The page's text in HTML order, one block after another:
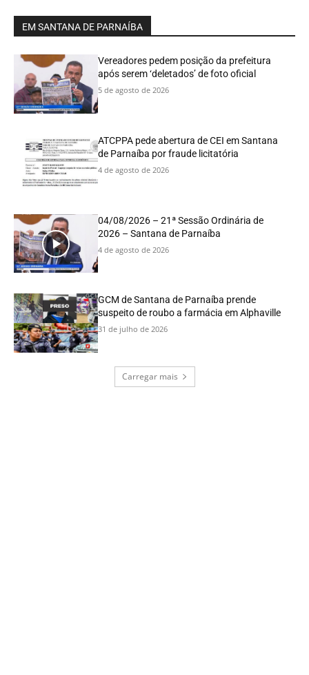
EM SANTANA DE PARNAÍBA
Vereadores pedem posição da prefeitura
após serem ‘deletados’ de foto oficial
5 de agosto de 2026
ATCPPA pede abertura de CEI em Santana
de Parnaíba por fraude licitatória
4 de agosto de 2026
04/08/2026 – 21ª Sessão Ordinária de
2026 – Santana de Parnaíba
4 de agosto de 2026
GCM de Santana de Parnaíba prende
suspeito de roubo a farmácia em Alphaville
31 de julho de 2026
Carregar mais